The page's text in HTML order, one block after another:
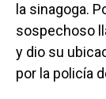
la sinagoga.
sospechoso
y dio su
por la policía